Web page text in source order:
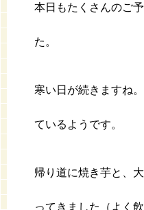
本日もたくさんのご
た。
寒い日が続きますね
ているようです。
帰り道に焼き芋と、
ってきました（よく